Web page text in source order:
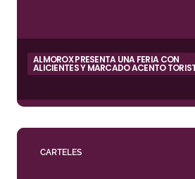
ALMOROX PRESENTA UNA FERIA CON
ALICIENTES Y MARCADO ACENTO
CARTELES